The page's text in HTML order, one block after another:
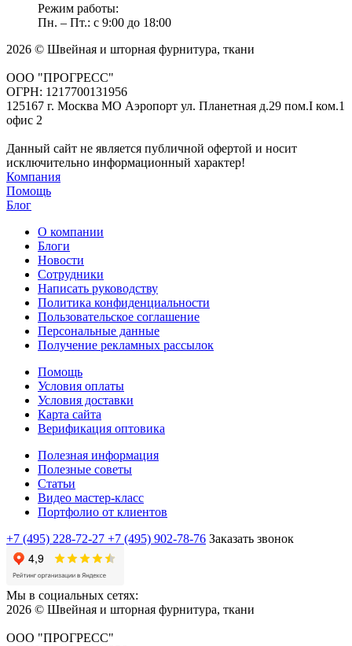
Режим работы:
Пн. – Пт.: с 9:00 до 18:00
2026 © Швейная и шторная фурнитура, ткани
ООО "ПРОГРЕСС"
ОГРН: 1217700131956
125167 г. Москва МО Аэропорт ул. Планетная д.29 пом.I ком.1
офис 2
Данный сайт не является публичной офертой и носит
исключительно информационный характер!
Компания
Помощь
Блог
О компании
Блоги
Новости
Сотрудники
Написать руководству
Политика конфиденциальности
Пользовательское соглашение
Персональные данные
Получение рекламных рассылок
Помощь
Условия оплаты
Условия доставки
Карта сайта
Верификация оптовика
Полезная информация
Полезные советы
Статьи
Видео мастер-класс
Портфолио от клиентов
+7 (495) 228-72-27 +7 (495) 902-78-76 Заказать звонок
Мы в социальных сетях:
2026 © Швейная и шторная фурнитура, ткани
ООО "ПРОГРЕСС"